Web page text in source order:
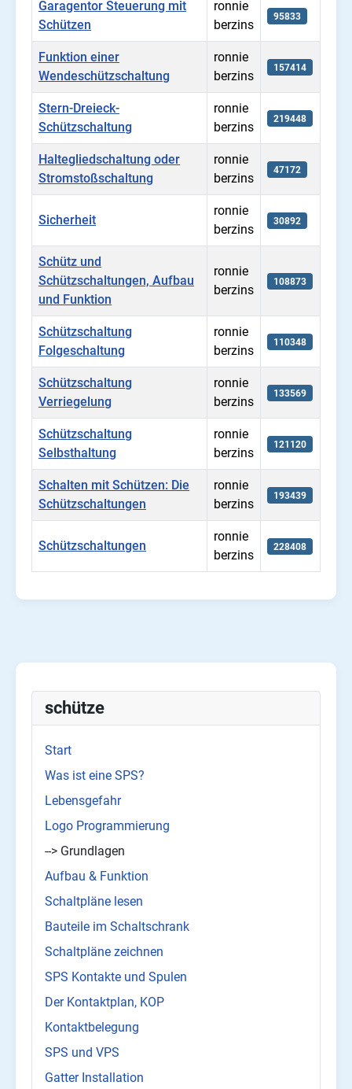
schütze
Start
Was ist eine SPS?
Lebensgefahr
Logo Programmierung
--> Grundlagen
Aufbau & Funktion
Schaltpläne lesen
Bauteile im Schaltschrank
Schaltpläne zeichnen
SPS Kontakte und Spulen
Der Kontaktplan, KOP
Kontaktbelegung
SPS und VPS
Gatter Installation
Garagentor Steuerung mit
Schützen
ronnie
berzins
95833
Funktion einer
Wendeschützschaltung
ronnie
berzins
157414
Stern-Dreieck-
Schützschaltung
ronnie
berzins
219448
Haltegliedschaltung oder
Stromstoßschaltung
ronnie
berzins
47172
Sicherheit
ronnie
berzins
30892
Schütz und
Schützschaltungen, Aufbau
und Funktion
ronnie
berzins
108873
Schützschaltung
Folgeschaltung
ronnie
berzins
110348
Schützschaltung
Verriegelung
ronnie
berzins
133569
Schützschaltung
Selbsthaltung
ronnie
berzins
121120
Schalten mit Schützen: Die
Schützschaltungen
ronnie
berzins
193439
Schützschaltungen
ronnie
berzins
228408